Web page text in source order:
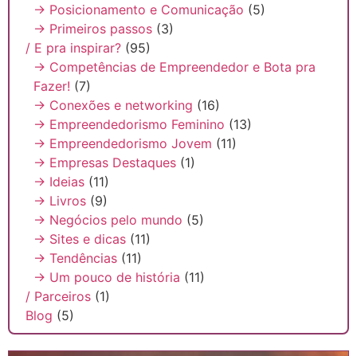
→ Posicionamento e Comunicação (5)
→ Primeiros passos (3)
/ E pra inspirar? (95)
→ Competências de Empreendedor e Bota pra
Fazer! (7)
→ Conexões e networking (16)
→ Empreendedorismo Feminino (13)
→ Empreendedorismo Jovem (11)
→ Empresas Destaques (1)
→ Ideias (11)
→ Livros (9)
→ Negócios pelo mundo (5)
→ Sites e dicas (11)
→ Tendências (11)
→ Um pouco de história (11)
/ Parceiros (1)
Blog (5)